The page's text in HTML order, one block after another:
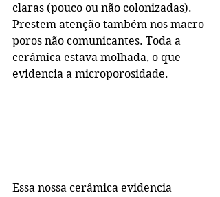
claras (pouco ou não colonizadas).
Prestem atenção também nos macro
poros não comunicantes. Toda a
cerâmica estava molhada, o que
evidencia a microporosidade.
Essa nossa cerâmica evidencia